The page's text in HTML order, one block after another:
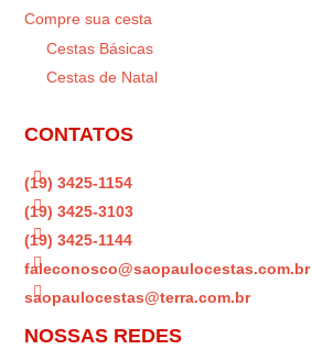
Compre sua cesta
Cestas Básicas
Cestas de Natal
CONTATOS

(19) 3425-1154

(19) 3425-3103

(19) 3425-1144

faleconosco@saopaulocestas.com.br

saopaulocestas@terra.com.br
NOSSAS REDES